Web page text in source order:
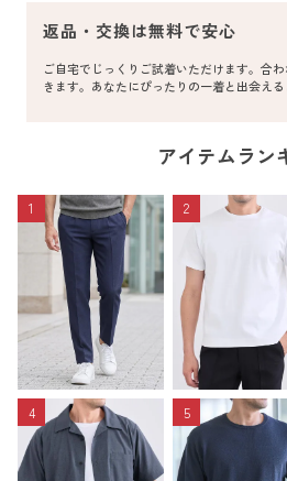
返品・交換は無料で安心
ご自宅でじっくりご試着いただけます。合
きます。あなたにぴったりの一着と出会え
アイテムラン
1 2
4 5